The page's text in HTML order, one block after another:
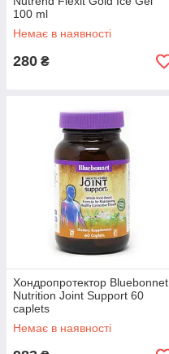
100 ml
Немає в наявності
280 ₴
Хондропротектор Bluebonnet
Nutrition Joint Support 60
caplets
Немає в наявності